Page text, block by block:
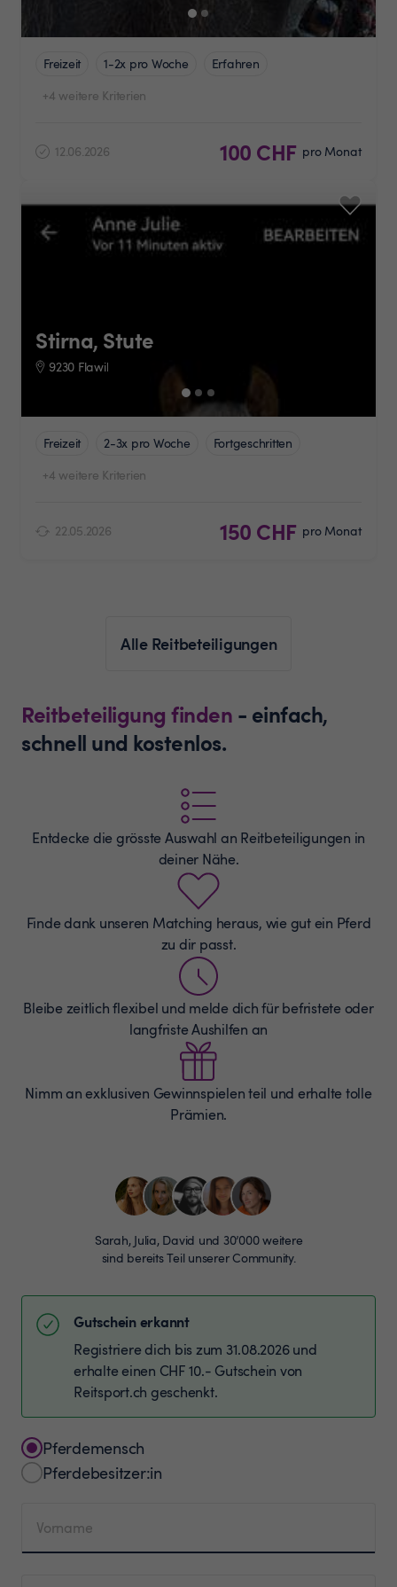
Freizeit 1-2x pro Woche
Erfahren
+4 weitere Kriterien
12.06.2026 100 CHF pro Monat
Stirna, Stute
9230 Flawil
Freizeit 2-3x pro Woche
Fortgeschritten
+4 weitere Kriterien
22.05.2026 150 CHF pro Monat
Alle Reitbeteiligungen
Reitbeteiligung finden - einfach,
schnell und kostenlos.
Entdecke die grösste Auswahl an Reitbeteiligungen in
deiner Nähe.
Finde dank unseren Matching heraus, wie gut ein Pferd
zu dir passt.
Bleibe zeitlich flexibel und melde dich für befristete oder
langfriste Aushilfen an
Nimm an exklusiven Gewinnspielen teil und erhalte tolle
Prämien.
Sarah, Julia, David und 30’000 weitere
sind bereits Teil unserer Community.
Gutschein erkannt
Registriere dich bis zum 31.08.2026 und
erhalte einen CHF 10.- Gutschein von
Reitsport.ch geschenkt.
Pferdemensch
Pferdebesitzer:in
Vorname